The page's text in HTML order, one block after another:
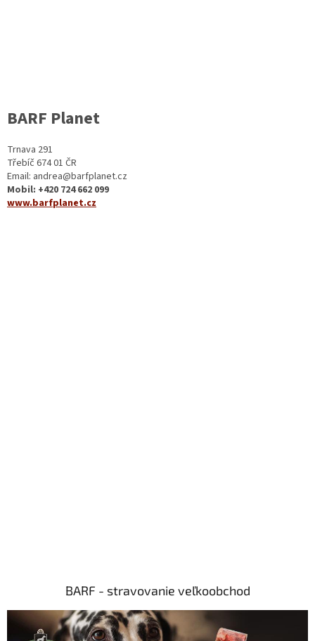
BARF Planet
Trnava 291
Třebíč 674 01 ČR
Email: andrea@barfplanet.cz
Mobil: +420 724 662 099
www.barfplanet.cz
BARF - stravovanie veľkoobchod